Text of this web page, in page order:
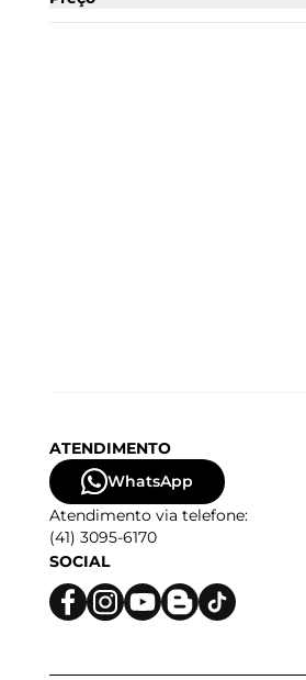
ATENDIMENTO
WhatsApp
Atendimento via telefone:
(41) 3095-6170
SOCIAL